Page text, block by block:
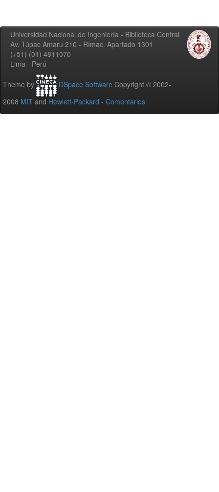
Universidad Nacional de Ingeniería - Biblioteca Central
Av. Túpac Amaru 210 - Rímac. Apartado 1301
(+51) (01) 4811070
Lima - Perú
Theme by DSpace Software Copyright © 2002-
2008 MIT and Hewlett-Packard - Comentarios